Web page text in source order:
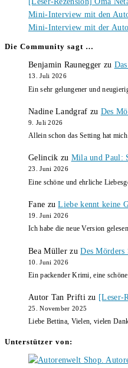
Mini-Interview mit den
Mini-Interview mit der
Die Community sagt …
Benjamin Raunegger zu
13. Juli 2026
Ein sehr gelungener und
Nadine Landgraf zu Des
9. Juli 2026
Allein schon das Setting hat
Gelincik zu Mila und Paul:
23. Juni 2026
Eine schöne und ehrliche
Fane zuLiebe kennt keine
19. Juni 2026
Ich habe die neue Version
Bea Müller zuDes
10. Juni 2026
Ein packender Krimi, eine
Autor Tan Priftizu [Leser-
25. November 2025
Liebe Bettina, Vielen, vielen
Unterstützer von: